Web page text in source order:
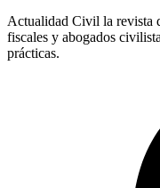
Actualidad Civil la revista
fiscales y abogados
prácticas.